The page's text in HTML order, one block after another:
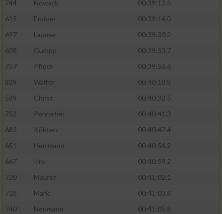
744 Nowack
00:39:13.5
615
Endner
00:39:14.0
697
Laumer
00:39:30.2
638
Gumpp
00:39:53.7
757
Pflock
00:39:56.6
839
Walter
00:40:18.8
589
Christ
00:40:32.5
752
Pennetier
00:40:41.3
683
Kökten
00:40:47.4
651
Herrmann
00:40:56.2
667
Irro
00:40:59.2
720
Maurer
00:41:02.1
718
Maric
00:41:03.8
740
Neumann
00:41:05.8